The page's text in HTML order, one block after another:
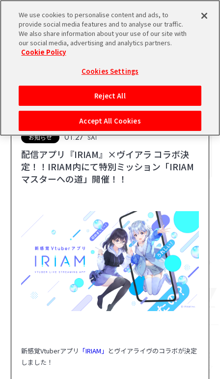
スケジュール 検索
バンダイナムコIDで
アイドルマスター ポータルへの登録について
シリアルコード・
あいことば
活動履歴
閲覧履歴・購入履歴 Pレポ
チェックイン
メモ
マイデスク設定変更 バンダイナムコID Link設定
NEWS
お知らせ 01.27 SAT
配信アプリ『IRIAM』×ヴイアラ コラボ決
定！！IRIAM内にて特別ミッション「IRIAM
マスターへの道」開催！！
新感覚Vtuberアプリ 「IRIAM」 とヴイアライヴのコラボが決定
しました！
We use cookies to personalise content and ads, to
provide social media features and to analyse our traffic.
We also share information about your use of our site with
our social media, advertising and analytics partners.
Cookie Policy
Cookies Settings
Reject All
Accept All Cookies